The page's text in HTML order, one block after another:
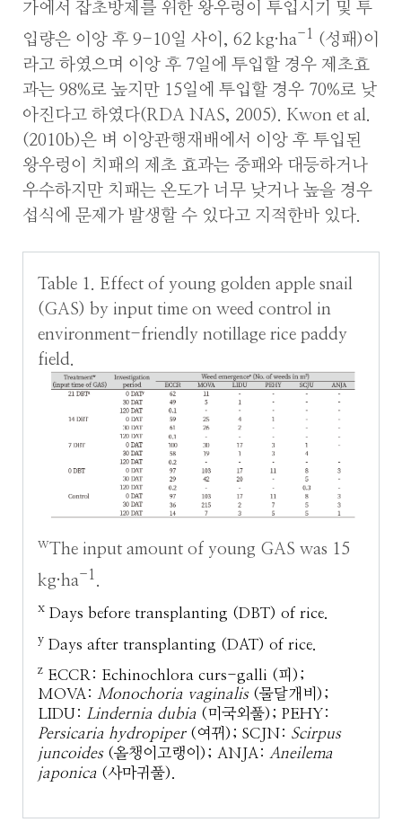
가에서 잡초방제를 위한 왕우렁이 투입시기 및 투
입량은 이앙 후 9-10일 사이, 62 kg·ha-1
(성패)이
라고 하였으며 이앙 후 7일에 투입할 경우 제초효
과는 98%로 높지만 15일에 투입할 경우 70%로 낮
아진다고 하였다(RDA NAS, 2005). Kwon et al.
(2010b)은 벼 이앙관행재배에서 이앙 후 투입된
왕우렁이 치패의 제초 효과는 중패와 대등하거나
우수하지만 치패는 온도가 너무 낮거나 높을 경우
섭식에 문제가 발생할 수 있다고 지적한바 있다.
Table 1. Effect of young golden apple snail
(GAS) by input time on weed control in
environment-friendly notillage rice paddy
field.
wThe input amount of young GAS was 15
kg·ha-1.
x Days before transplanting (DBT) of rice.
y Days after transplanting (DAT) of rice.
z ECCR: Echinochlora curs-galli (피);
MOVA:Monochoria vaginalis(물달개비);
LIDU: Lindernia dubia (미국외풀); PEHY:
Persicaria hydropiper(여뀌); SCJN: Scirpus
juncoides(올챙이고랭이); ANJA:Aneilema
japonica (사마귀풀).